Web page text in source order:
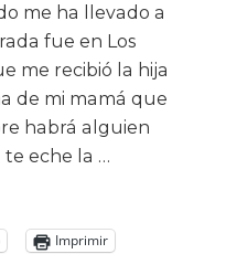
me ha llevado a
fue en Los
me recibió la hija
de mi mamá que
habrá alguien
te eche la …
Imprimir